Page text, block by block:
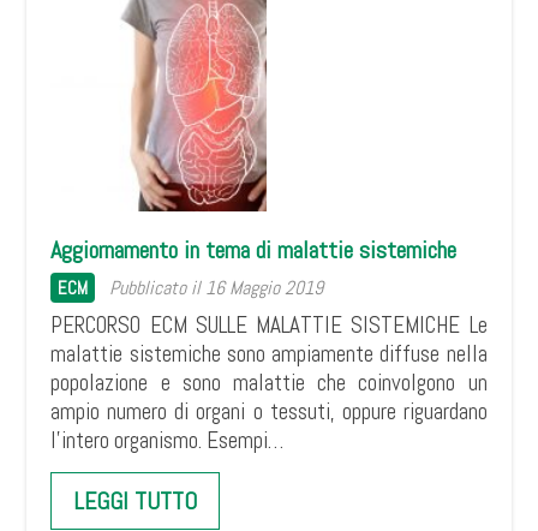
Aggiornamento in tema di malattie sistemiche
ECM Pubblicato il 16 Maggio 2019
PERCORSO ECM SULLE MALATTIE SISTEMICHE Le
malattie sistemiche sono ampiamente diffuse nella
popolazione e sono malattie che coinvolgono un
ampio numero di organi o tessuti, oppure riguardano
l’intero organismo. Esempi…
LEGGI TUTTO